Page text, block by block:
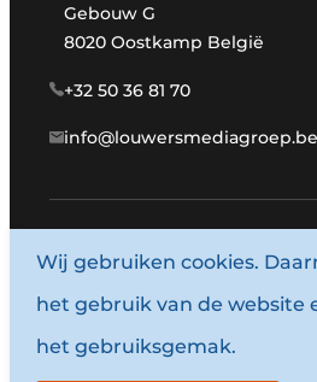
Gebouw G
8020 Oostkamp België
+32 50 36 81 70
info@louwersmediagroep.be
© 1987 - 2026
Algemene
Wij gebruiken cookies.
het gebruik van de website
het gebruiksgemak.